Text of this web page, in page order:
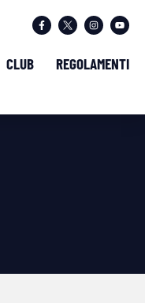
CLUB REGOLAMENTI